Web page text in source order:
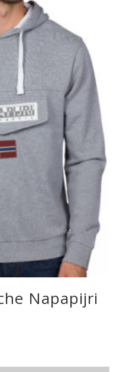
Napapijri